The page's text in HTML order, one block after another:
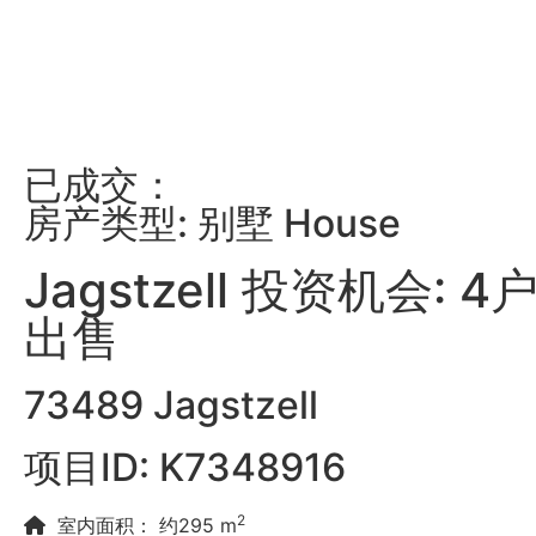
已成交：
房产类型: 别墅 House
Jagstzell 投资机会: 4
出售
73489 Jagstzell
项目ID: K7348916
室内面积： 约295 m2